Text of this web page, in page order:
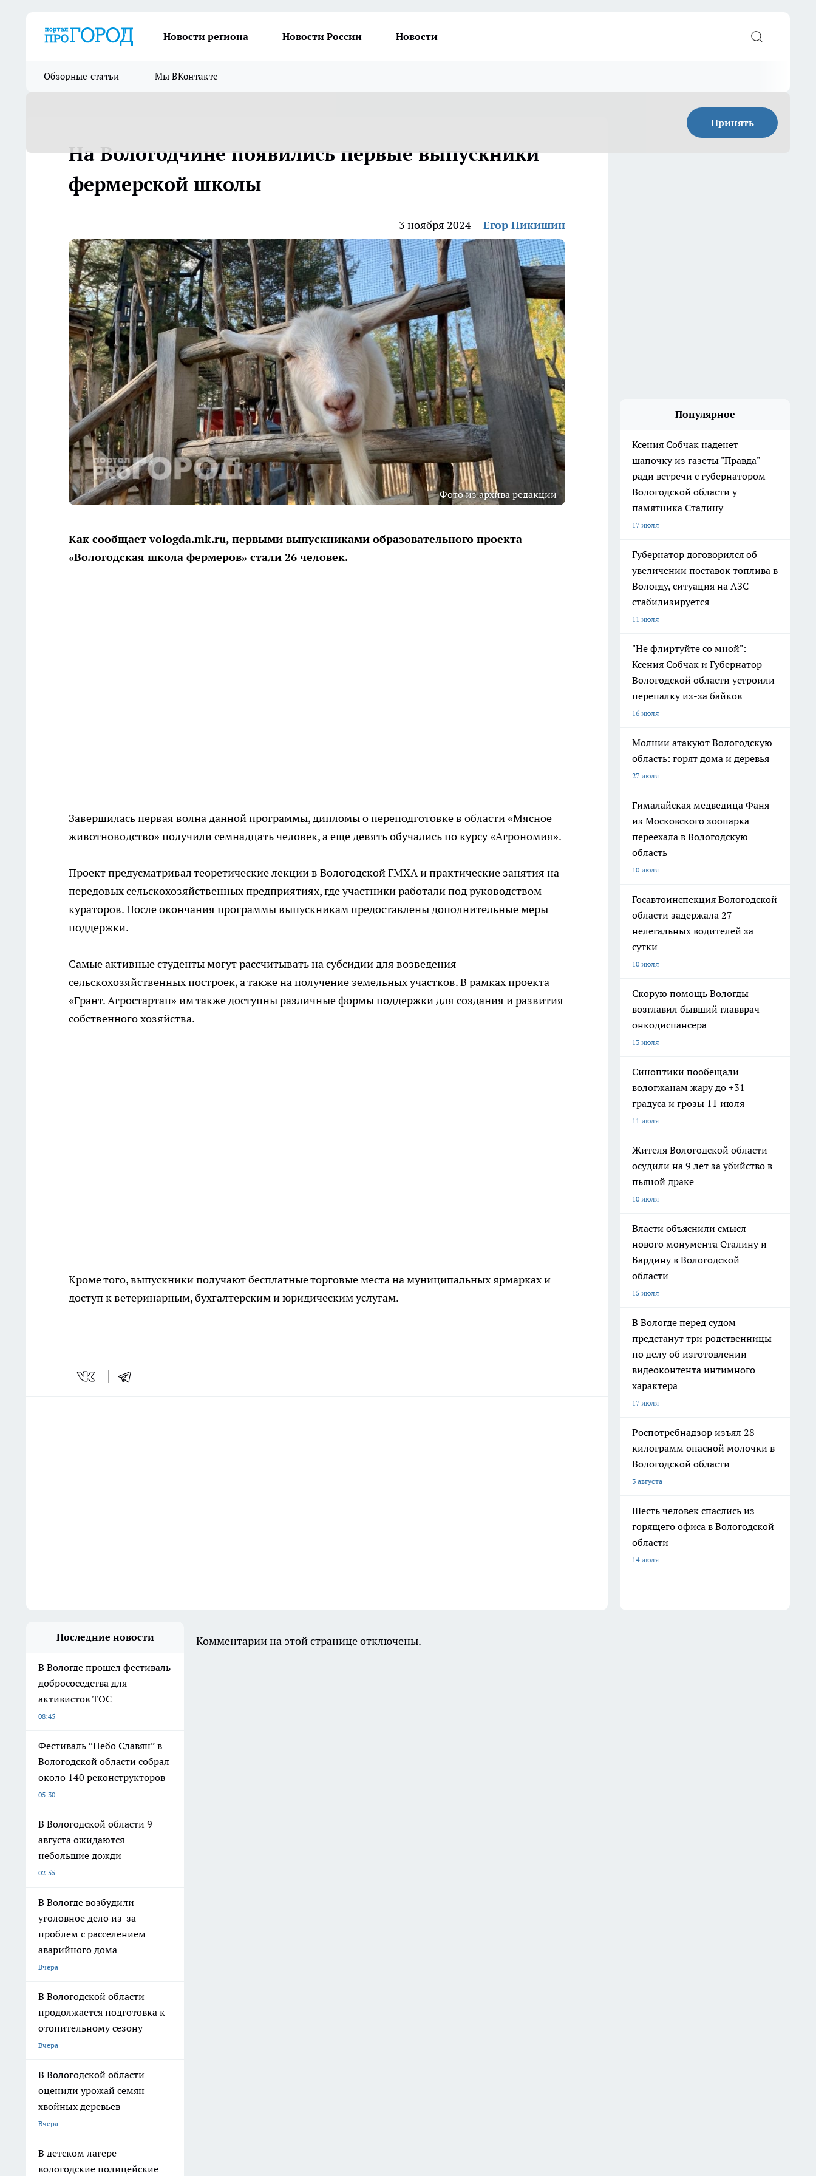
Новости региона Новости России Новости
Обзорные статьи Мы ВКонтакте
Принять
На Вологодчине появились первые выпускники
фермерской школы
3 ноября 2024 Егор Никишин
Фото из архива редакции
Как сообщает vologda.mk.ru, первыми выпускниками образовательного проекта
«Вологодская школа фермеров» стали 26 человек.
Завершилась первая волна данной программы, дипломы о переподготовке в области «Мясное
животноводство» получили семнадцать человек, а еще девять обучались по курсу «Агрономия».
Проект предусматривал теоретические лекции в Вологодской ГМХА и практические занятия на
передовых сельскохозяйственных предприятиях, где участники работали под руководством
кураторов. После окончания программы выпускникам предоставлены дополнительные меры
поддержки.
Самые активные студенты могут рассчитывать на субсидии для возведения
сельскохозяйственных построек, а также на получение земельных участков. В рамках проекта
«Грант. Агростартап» им также доступны различные формы поддержки для создания и развития
собственного хозяйства.
Кроме того, выпускники получают бесплатные торговые места на муниципальных ярмарках и
доступ к ветеринарным, бухгалтерским и юридическим услугам.
Популярное
Ксения Собчак наденет
шапочку из газеты "Правда"
ради встречи с губернатором
Вологодской области у
памятника Сталину
17 июля
Губернатор договорился об
увеличении поставок топлива в
Вологду, ситуация на АЗС
стабилизируется
11 июля
"Не флиртуйте со мной":
Ксения Собчак и Губернатор
Вологодской области устроили
перепалку из-за байков
16 июля
Молнии атакуют Вологодскую
область: горят дома и деревья
27 июля
Гималайская медведица Фаня
из Московского зоопарка
переехала в Вологодскую
область
10 июля
Госавтоинспекция Вологодской
области задержала 27
нелегальных водителей за
сутки
10 июля
Скорую помощь Вологды
возглавил бывший главврач
онкодиспансера
13 июля
Синоптики пообещали
вологжанам жару до +31
градуса и грозы 11 июля
11 июля
Жителя Вологодской области
осудили на 9 лет за убийство в
пьяной драке
10 июля
Власти объяснили смысл
нового монумента Сталину и
Бардину в Вологодской
области
15 июля
В Вологде перед судом
предстанут три родственницы
по делу об изготовлении
видеоконтента интимного
характера
17 июля
Роспотребнадзор изъял 28
килограмм опасной молочки в
Вологодской области
3 августа
Шесть человек спаслись из
горящего офиса в Вологодской
области
14 июля
Последние новости
В Вологде прошел фестиваль
добрососедства для
активистов ТОС
08:45
Фестиваль “Небо Славян” в
Вологодской области собрал
около 140 реконструкторов
05:30
В Вологодской области 9
августа ожидаются
небольшие дожди
02:55
В Вологде возбудили
уголовное дело из-за
проблем с расселением
аварийного дома
Вчера
В Вологодской области
продолжается подготовка к
отопительному сезону
Вчера
В Вологодской области
оценили урожай семян
хвойных деревьев
Вчера
В детском лагере
вологодские полицейские
Комментарии на этой странице отключены.